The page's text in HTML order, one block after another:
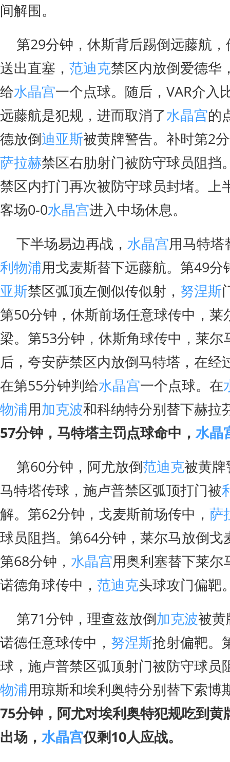
间解围。
第29分钟，休斯背后踢倒远藤航
送出直塞， 范迪克禁区内放倒爱德华
给水晶宫一个点球。随后，VAR介入
远藤航是犯规，进而取消了水晶宫的
德放倒迪亚斯被黄牌警告。补时第2
萨拉赫禁区右肋射门被防守球员阻挡
禁区内打门再次被防守球员封堵。上
客场0-0水晶宫进入中场休息。
下半场易边再战， 水晶宫用马特塔
利物浦用戈麦斯替下远藤航。第49分
亚斯禁区弧顶左侧似传似射， 努涅斯
第50分钟，休斯前场任意球传中，莱
梁。第53分钟，休斯角球传中，莱尔
后，夸安萨禁区内放倒马特塔，在经
在第55分钟判给水晶宫一个点球。在
物浦用加克波和科纳特分别替下赫拉
57分钟，马特塔主罚点球命中， 水晶
第60分钟，阿尤放倒范迪克被黄
马特塔传球，施卢普禁区弧顶打门被
解。第62分钟，戈麦斯前场传中， 萨
球员阻挡。第64分钟，莱尔马放倒戈
第68分钟， 水晶宫用奥利塞替下莱尔
诺德角球传中， 范迪克头球攻门偏靶
第71分钟，理查兹放倒加克波被黄
诺德任意球传中， 努涅斯抢射偏靶。
球，施卢普禁区弧顶射门被防守球员
物浦用琼斯和埃利奥特分别替下索博
75分钟，阿尤对埃利奥特犯规吃到黄
出场， 水晶宫仅剩10人应战。